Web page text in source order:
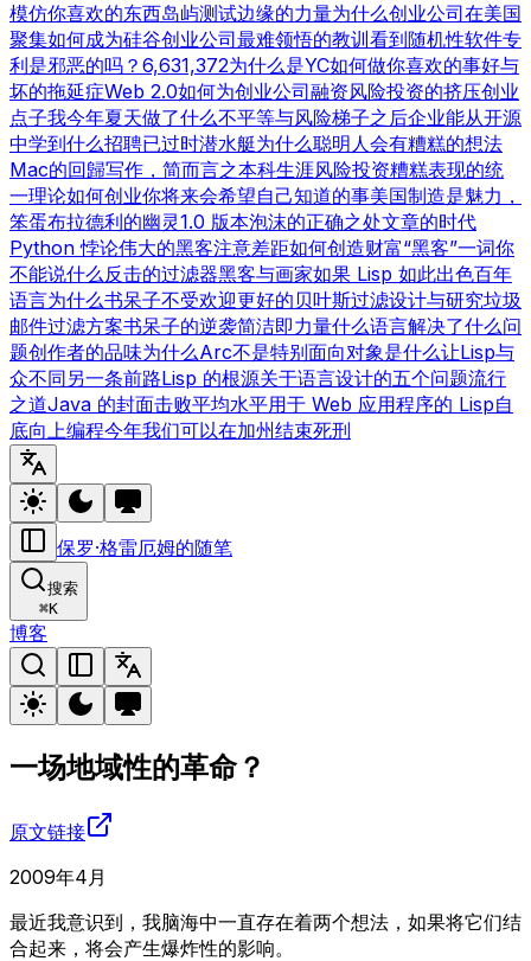
模仿你喜欢的东西岛屿测试边缘的力量为什么创业公司在美国
聚集如何成为硅谷创业公司最难领悟的教训 看到随机性软件专
利是邪恶的吗？ 6,631,372为什么是YC如何做你喜欢的事好与
坏的拖延症Web 2.0如何为创业公司融资风险投资的挤压创业
点子我今年夏天做了什么不平等与风险梯子之后企业能从开源
中学到什么招聘已过时潜水艇为什么聪明人会有糟糕的想法
Mac的回歸写作，简而言之本科生涯风险投资糟糕表现的统
一理论如何创业你将来会希望自己知道的事美国制造是魅力，
笨蛋布拉德利的幽灵1.0 版本泡沫的正确之处文章的时代
Python 悖论伟大的黑客注意差距如何创造财富“黑客”一词你
不能说什么反击的过滤器黑客与画家如果 Lisp 如此出色百年
语言为什么书呆子不受欢迎更好的贝叶斯过滤设计与研究垃圾
邮件过滤方案书呆子的逆袭简洁即力量什么语言解决了什么问
题创作者的品味为什么Arc不是特别面向对象是什么让Lisp与
众不同另一条前路Lisp 的根源关于语言设计的五个问题流行
之道Java 的封面击败平均水平用于 Web 应用程序的 Lisp自
底向上编程今年我们可以在加州结束死刑
保罗·格雷厄姆的随笔
搜索
⌘K
博客
一场地域性的革命？
原文链接
2009年4月
最近我意识到，我脑海中一直存在着两个想法，如果将它们结
合起来，将会产生爆炸性的影响。